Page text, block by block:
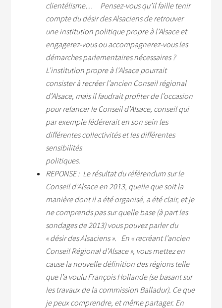
clientélisme… Pensez-vous qu’il faille tenir
compte du désir des Alsaciens de retrouver
une institution politique propre à l’Alsace et
engagerez-vous ou accompagnerez-vous les
démarches parlementaires nécessaires ?
L’institution propre à l’Alsace pourrait
consister à recréer l’ancien Conseil régional
d’Alsace, mais il faudrait profiter de l’occasion
pour relancer le Conseil d’Alsace, conseil qui
par exemple fédérerait en son sein les
différentes collectivités et les différentes
sensibilités
REPONSE : Le résultat du référendum sur le
Conseil d’Alsace en 2013, quelle que soit la
manière dont il a été organisé, a été clair, et je
ne comprends pas sur quelle base (à part les
sondages de 2013) vous pouvez parler du
« désir des Alsaciens ». En « recréant l’ancien
Conseil Régional d’Alsace », vous mettez en
cause la nouvelle définition des régions telle
que l’a voulu François Hollande (se basant sur
les travaux de la commission Balladur). Ce que
je peux comprendre, et même partager. En